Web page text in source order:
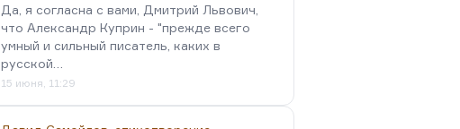
Да, я согласна с вами, Дмитрий Львович,
что Александр Куприн - "прежде всего
умный и сильный писатель, каких в
русской…
15 июня, 11:29